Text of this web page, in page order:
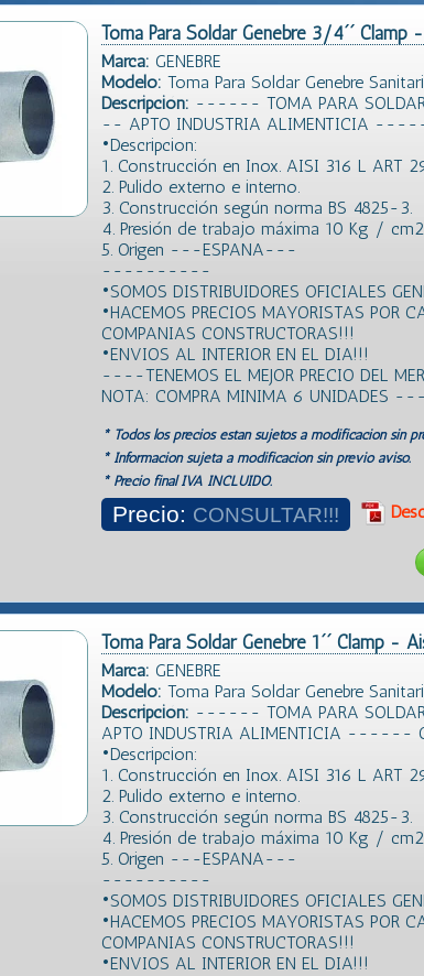
Toma Para Soldar Genebre 3/4´´ Clamp
Marca: GENEBRE
Modelo: Toma Para Soldar Genebre
Descripción: ------ TOMA PARA
-- APTO INDUSTRIA ALIMENTICIA
•Descripcion:
1. Construcción en Inox. AISI 316 L ART
2. Pulido externo e interno.
3. Construcción según norma BS 4825-3.
4. Presión de trabajo máxima 10 Kg /
5. Origen ---ESPANA---
----------
•SOMOS DISTRIBUIDORES OFICIALES
•HACEMOS PRECIOS MAYORISTAS
COMPANIAS CONSTRUCTORAS!!!
•ENVIOS AL INTERIOR EN EL DIA!!!
----TENEMOS EL MEJOR PRECIO DEL
NOTA: COMPRA MINIMA 6 UNIDADES
* Todos los precios estan sujetos a modificación sin
* Información sujeta a modificación sin previo aviso.
* Precio final IVA INCLUIDO.
Precio: CONSULTAR!!!
Toma Para Soldar Genebre 1´´ Clamp -
Marca: GENEBRE
Modelo: Toma Para Soldar Genebre
Descripción: ------ TOMA PARA
APTO INDUSTRIA ALIMENTICIA ------
•Descripcion:
1. Construcción en Inox. AISI 316 L ART
2. Pulido externo e interno.
3. Construcción según norma BS 4825-3.
4. Presión de trabajo máxima 10 Kg /
5. Origen ---ESPANA---
----------
•SOMOS DISTRIBUIDORES OFICIALES
•HACEMOS PRECIOS MAYORISTAS
COMPANIAS CONSTRUCTORAS!!!
•ENVIOS AL INTERIOR EN EL DIA!!!